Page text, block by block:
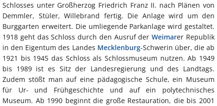
Schlosses unter Großherzog Friedrich Franz II. nach Plänen von
Demmler, Stüler, Willebrand fertig. Die Anlage wird um den
Burggarten erweitert. Die umliegende Parkanlage wird gestaltet.
1918 geht das Schloss durch den Ausruf derWeimarer Republik
in den Eigentum des Landes Mecklenburg-Schwerin über, die ab
1921 bis 1945 das Schloss als Schlossmuseum nutzen. Ab 1949
bis 1989 ist es Sitz der Landesregierung und des Landtags.
Zudem stößt man auf eine pädagogische Schule, ein Museum
für Ur- und Frühgeschichte und auf ein polytechnisches
Museum. Ab 1990 beginnt die große Restauration, die bis 2001